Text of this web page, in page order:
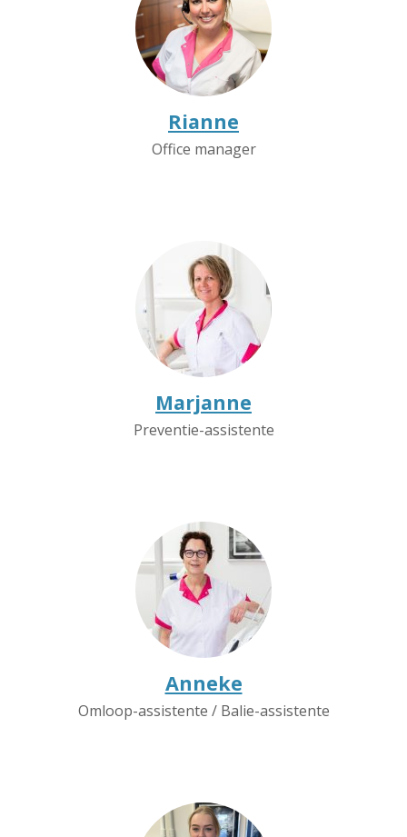
Rianne
Office manager
Marjanne
Preventie-assistente
Anneke
Omloop-assistente / Balie-assistente